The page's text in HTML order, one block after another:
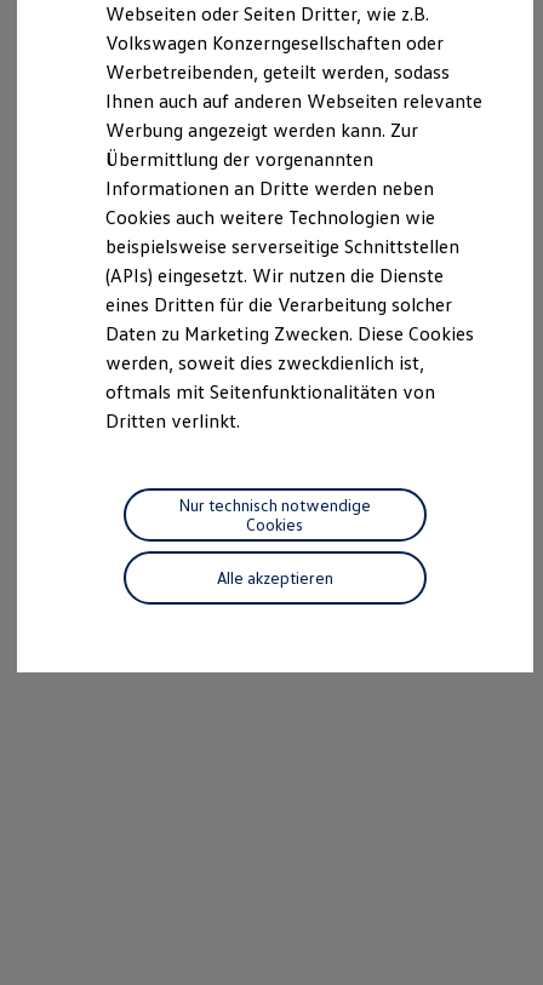
Volkswagen Kollektion
R-Kollektion
GTI Kollektion
Fußball Drop
we drive football
#wedriveproud
Besitzer und Service
myVolkswagen
Software Updates
Service und Ersatzteile
Inspektion und HU/AU
Reparaturen und Checks
Motorenöl und Flüssigkeiten
Räder und Reifen
Pannen- und Unfallhilfe
Economy Service
Volkswagen Teile
Zubehör
Modellspezifisches Zubehör
Individualisieren
Wallbox und Ladekabel
Digitale Extras
Dienste für Ihr Modell finden
Volkswagen Apps, Login und Shop
Handy und Fahrzeug verbinden
Vorgängermodelle
Webseiten oder Seiten Dritter, wie z.B.
Volkswagen Konzerngesellschaften oder
Werbetreibenden, geteilt werden, sodass
Ihnen auch auf anderen Webseiten relevante
Werbung angezeigt werden kann. Zur
Übermittlung der vorgenannten
Informationen an Dritte werden neben
Cookies auch weitere Technologien wie
beispielsweise serverseitige Schnittstellen
(APIs) eingesetzt. Wir nutzen die Dienste
eines Dritten für die Verarbeitung solcher
Daten zu Marketing Zwecken. Diese Cookies
werden, soweit dies zweckdienlich ist,
oftmals mit Seitenfunktionalitäten von
Dritten verlinkt.
Alle akzeptieren
Nur technisch notwendige
Cookies